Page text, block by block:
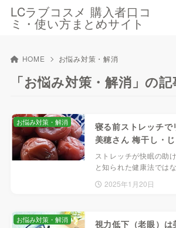
LCラブコスメ 購入者口コ
ミ・使い方まとめサイト
HOME お悩み対策・解消
「お悩み対策・解消」の
寝る前ストレッチ
美穂さん 梅干し・
ストレッチが快眠の助
と知られた健康法では
2025年1月20日
お悩み対策・解消
視力低下（老眼）は
お悩み対策・解消